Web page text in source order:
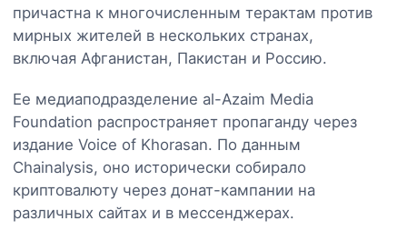
причастна к многочисленным терактам против
мирных жителей в нескольких странах,
включая Афганистан, Пакистан и Россию.
Ее медиаподразделение al-Azaim Media
Foundation распространяет пропаганду через
издание Voice of Khorasan. По данным
Chainalysis, оно исторически собирало
криптовалюту через донат-кампании на
различных сайтах и в мессенджерах.